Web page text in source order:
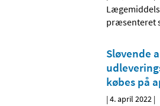
præsenteret
Sløvende
købes på
|4. april 2022 |